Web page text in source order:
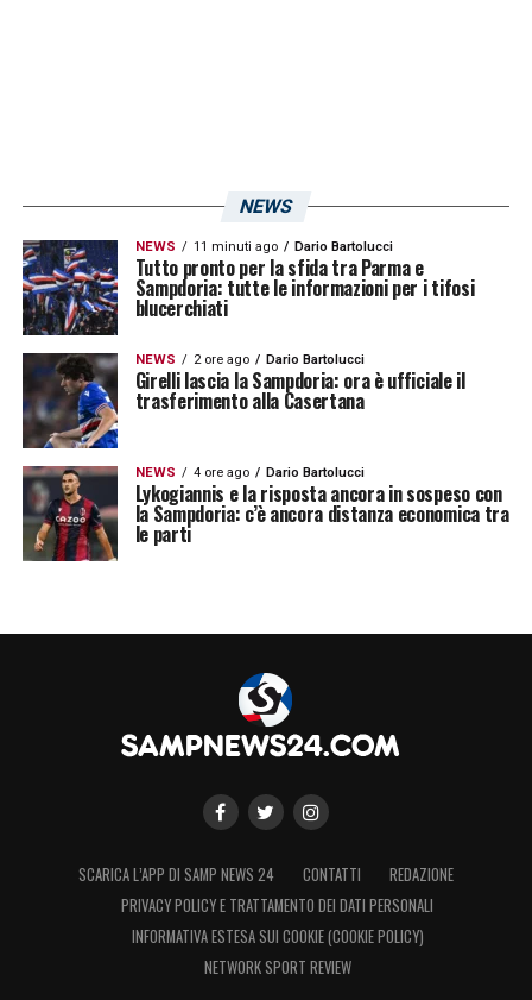
Twitter
Waldemar Anton
Kenan Karaman
NEWS
NEWS 11 minuti ago Dario Bartolucci
Tutto pronto per la sfida tra Parma e
Sampdoria: tutte le informazioni per i tifosi
blucerchiati
NEWS 2 ore ago Dario Bartolucci
Girelli lascia la Sampdoria: ora è ufficiale il
trasferimento alla Casertana
NEWS 4 ore ago Dario Bartolucci
Lykogiannis e la risposta ancora in sospeso con
la Sampdoria: c’è ancora distanza economica tra
le parti
SCARICA L’APP DI SAMP NEWS 24 CONTATTI
REDAZIONE
PRIVACY POLICY E TRATTAMENTO DEI DATI PERSONALI
INFORMATIVA ESTESA SUI COOKIE (COOKIE POLICY)
NETWORK SPORT REVIEW